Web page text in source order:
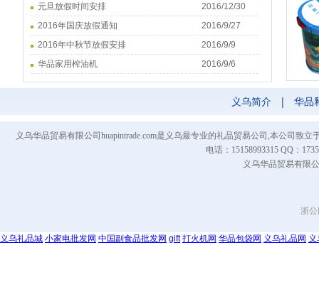
元旦放假时间安排
2016/12/30
2016年国庆放假通知
2016/9/27
2016年中秋节放假安排
2016/9/9
华品家用榨油机
2016/9/6
义乌简介 | 华品
义乌华品贸易有限公司huapintrade.com是义乌最专业的礼品贸易公司,本公司致
电话：15158993315 QQ：
义乌华品贸易有限
浙公
义乌礼品城 小家电批发网 中国副食品批发网 gift 打火机网 华品包袋网 义乌礼品网